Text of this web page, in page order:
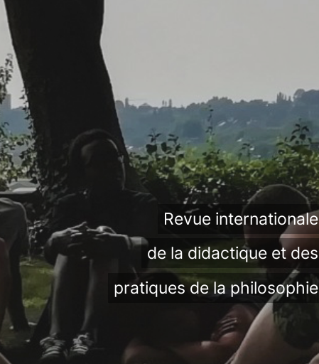
Revue internationale
de la didactique et des
pratiques de la philosophie